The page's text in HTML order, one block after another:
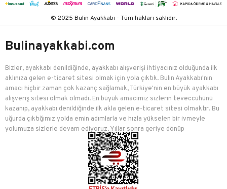
© 2025 Bulin Ayakkabı - Tüm hakları saklıdır.
Bulinayakkabi.com
Bizler, ayakkabı denildiğinde, ayakkabı alışverişi ihtiyacınız olduğunda ilk
aklınıza gelen e-ticaret sitesi olmak için yola çıktık. Bulin Ayakkabı'nın
amacı hiçbir zaman çok kazanç sağlamak, Türkiye'nin en büyük ayakkabı
alışveriş sitesi olmak olmadı. En büyük amacımız sizlerin teveccühünü
kazanıp, ayakkabı denildiğinde ilk akla gelen e-ticaret sitesi olmaktır. Bu
uğurda çıktığımız yolda emin adımlarla ve hızla yükselen bir ivmeyle
yolumuza sizlerle devam ediyoruz. Yıllar sonra geriye dönüp
baktığımızda birçok mutlu müşteriyi edindiğimiz için çok mutluyuz.
Bulin Ayakkabı, kadınlar, erkekler, çocuklar için ayakkabı, çanta, spor
malzemesi, giyim ve aksesuar ürünlerini en bol çeşit, en uygun fiyat
mantelitesi ile sizlere sunmak için çaba sarf etmektedir. Modayı takip